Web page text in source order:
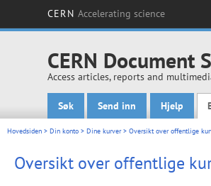
CERN Accelerating science
CERN Document
Access articles, reports and
Main menu
Søk Send inn Hjelp
Hovedsiden > Din konto > Dine kurver> Oversikt over offentlige
Oversikt over offentlige